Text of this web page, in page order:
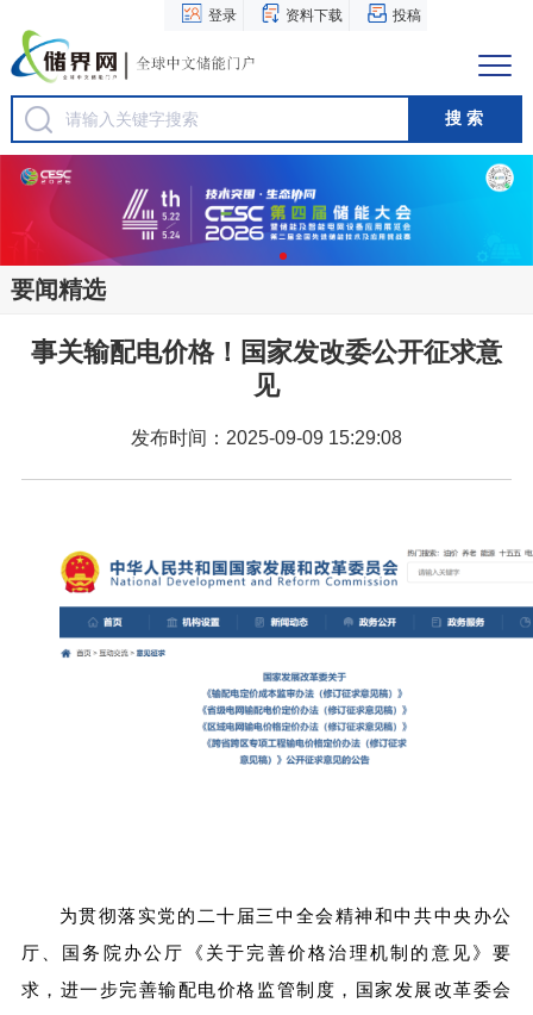
登录 资料下载 投稿
要闻精选
事关输配电价格！国家发改委公开征求意
见
发布时间：2025-09-09 15:29:08
为贯彻落实党的二十届三中全会精神和中共中央办公
厅、国务院办公厅《关于完善价格治理机制的意见》要
求，进一步完善输配电价格监管制度，国家发展改革委会